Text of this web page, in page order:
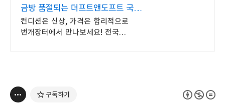
금방 품절되는 더프트앤도프트 국내
최대 브랜드 중고거래
컨디션은 신상, 가격은 합리적으로
번개장터에서 만나보세요! 전국
구독하기